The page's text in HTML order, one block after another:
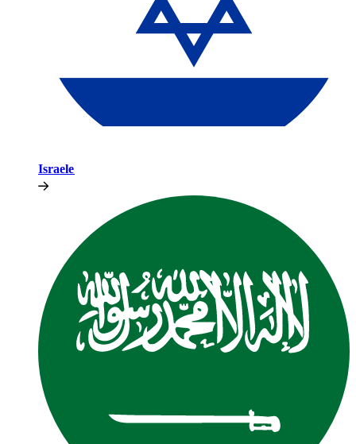
Israele​​